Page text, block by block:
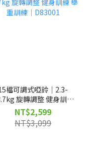
檔可調式啞鈴｜2.3-
旋轉調整 健身訓練
舉重訓練｜D83001
NT$2,599
NT$3,099